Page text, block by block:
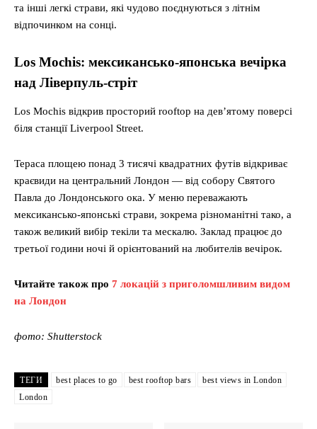
та інші легкі страви, які чудово поєднуються з літнім
відпочинком на сонці.
Los Mochis: мексикансько-японська вечірка
над Ліверпуль-стріт
Los Mochis відкрив просторий rooftop на дев’ятому поверсі
біля станції Liverpool Street.
Тераса площею понад 3 тисячі квадратних футів відкриває
краєвиди на центральний Лондон — від собору Святого
Павла до Лондонського ока. У меню переважають
мексикансько-японські страви, зокрема різноманітні тако, а
також великий вибір текіли та мескалю. Заклад працює до
третьої години ночі й орієнтований на любителів вечірок.
Читайте також про 7 локацій з приголомшливим видом
на Лондон
фото: Shutterstock
ТЕГИ best places to go best rooftop bars
best views in London
London